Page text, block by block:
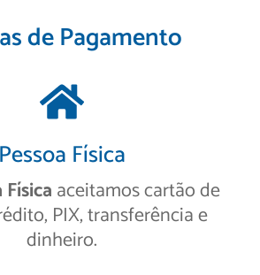
de Pagamento
Pessoa Física
Físicaaceitamos cartão de
PIX, transferência e
dinheiro.